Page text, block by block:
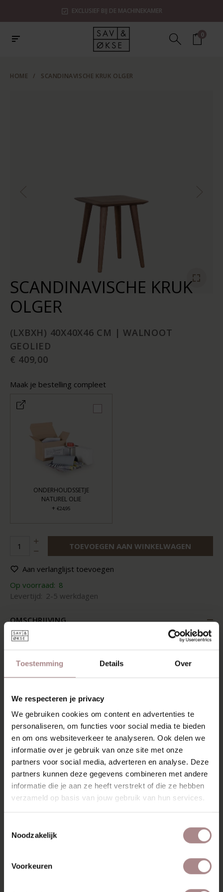
Toestemming Details Over
We respecteren je privacy
We gebruiken cookies om content en advertenties te
personaliseren, om functies voor social media te bieden
en om ons websiteverkeer te analyseren. Ook delen we
informatie over je gebruik van onze site met onze
partners voor social media, adverteren en analyse. Deze
partners kunnen deze gegevens combineren met andere
informatie die je aan ze heeft verstrekt of die ze hebben
verzameld op basis van jouw gebruik van hun services.
Noodzakelijk
Voorkeuren
EXCLUSIEF BIJ DE MACHINEKAMER
0
HOME / SCANDINAVISCHE KRUK OLGER
SCANDINAVISCHE KRUK
OLGER
(LXBXH) 40X40X46 CM | WALNOOT
GEOLIED
€ 409,00
Maak je bestelling compleet
ONDERHOUDSSETJE
NATUREL OLIE
+ €24,95
TOEVOEGEN AAN WINKELWAGEN
Aan verlanglijst toevoegen
Op voorraad: 8
Levertijd: 2-5 werkdagen
OMSCHRIJVING
De Olger kruk is als modern Deens design te omschrijven.
De kruk is kenmerkend door zijn ranke vorm en bijzondere
het tafelblad geplaatst. Een ander mooi detail is het dunne
verjongde blad met afgeronde hoeken. Bijzonder om te
zijn poten stevig op de grond. De kruk past bij de
Scandinavische interieurstijl, maar laat zich ook goed
combineren met andere stijlen. Haal naast de kruk ook de
Olger tafel en eettafelbank in huis en maak je interieur
compleet.
KENMERKEN
VERPAKKING & MONTAGE
ZAKELIJK